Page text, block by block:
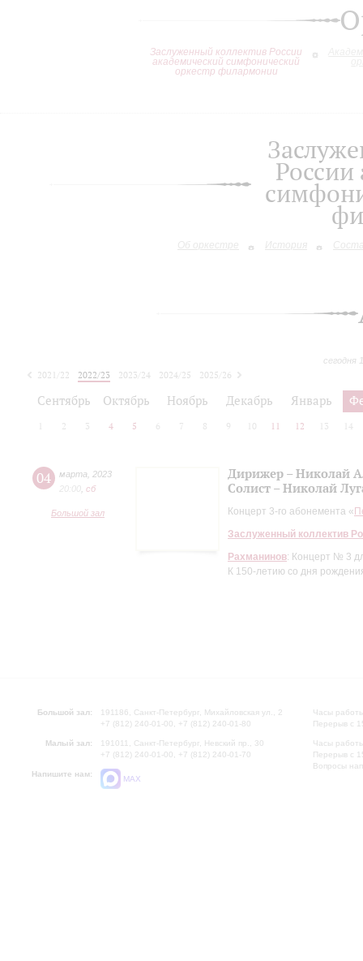
Заслуженный коллектив России
академический симфонический
оркестр филармонии
Об оркестре История
сегодня
2021/22 2022/23 2023/24 2024/25
2025/26
Сентябрь Октябрь Ноябрь Декабрь Январь
2 3 4 5 6 7 8 9 10 11 12 13 14
04 марта
2023
20:00 сб
Большой зал
Дирижер – Николай
Солист – Николай
Концерт 3-го абонемента «
Заслуженный коллектив
Рахманинов: Концерт № 3
К 150-летию со дня
Большой зал:
191186, Санкт-Петербург, Михайловская ул., 2
+7 (812) 240-01-00, +7 (812) 240-01-80
Малый зал:
191011, Санкт-Петербург, Невский пр., 30
+7 (812) 240-01-00, +7 (812) 240-01-70
Напишите нам:
MAX
Часы
Перерыв с
Часы
Перерыв с
Вопросы